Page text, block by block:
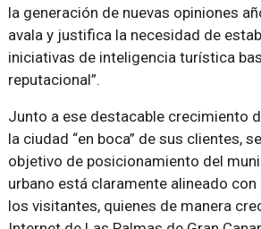
la generación de nuevas opiniones
avala y justifica la necesidad de
iniciativas de inteligencia turística
reputacional”.
Junto a ese destacable crecimiento
la ciudad “en boca” de sus clientes,
objetivo de posicionamiento del
urbano está claramente alineado
los visitantes, quienes de manera